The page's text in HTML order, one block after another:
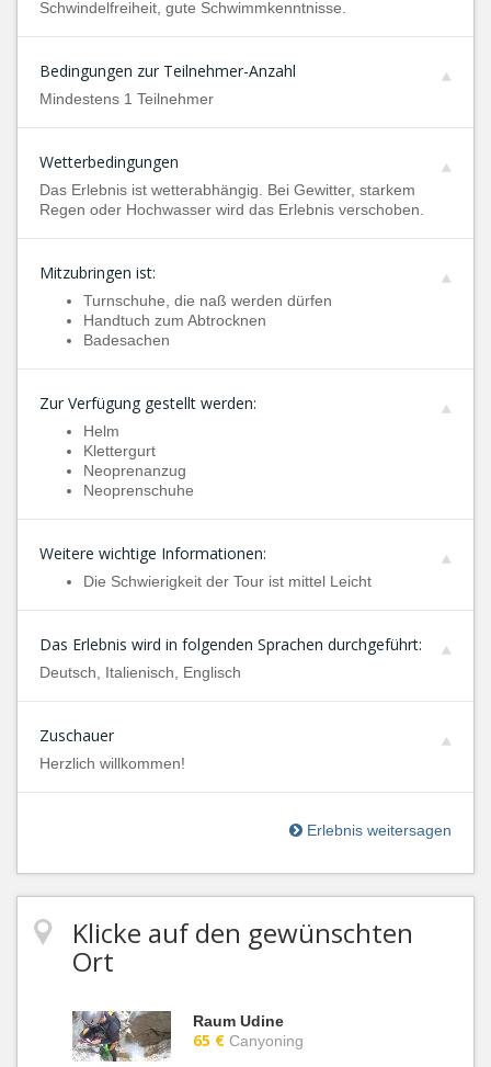
Schwindelfreiheit, gute Schwimmkenntnisse.
Bedingungen zur Teilnehmer-Anzahl
Mindestens 1 Teilnehmer
Wetterbedingungen
Das Erlebnis ist wetterabhängig. Bei Gewitter, starkem
Regen oder Hochwasser wird das Erlebnis verschoben.
Mitzubringen ist:
Turnschuhe, die naß werden dürfen
Handtuch zum Abtrocknen
Badesachen
Zur Verfügung gestellt werden:
Helm
Klettergurt
Neoprenanzug
Neoprenschuhe
Weitere wichtige Informationen:
Die Schwierigkeit der Tour ist mittel Leicht
Das Erlebnis wird in folgenden Sprachen durchgeführt:
Deutsch, Italienisch, Englisch
Zuschauer
Herzlich willkommen!
Erlebnis weitersagen
Klicke auf den gewünschten
Ort
Raum Udine
65 € Canyoning